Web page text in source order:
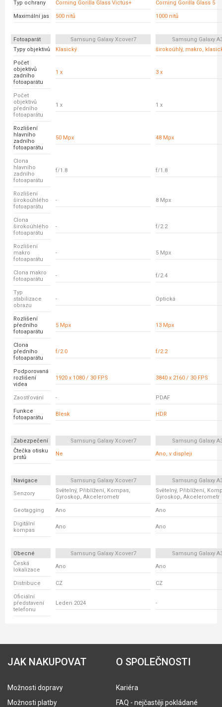
Typ ochrany Corning Gorilla Glass Victus+ Corning Gorilla Glass 5
Maximální jas 500 nitů 1000 nitů
Fotoaparát Samsung Galaxy Xcover7
Samsung Galaxy
Typy objektivů
Klasický širokoúhlý, makro,
Počet
objektivů
zadního
fotoaparátu
1 x 3 x
Počet
objektivů
předního
fotoaparátu
1 x 1 x
Rozlišení
hlavního
zadního
fotoaparátu
50 Mpx 48 Mpx
Clona
hlavního
zadního
fotoaparátu
f/1.8 f/1.8
Rozlišení
širokoúhlého
fotoaparátu
- 8 Mpx
Clona
širokoúhlého
fotoaparátu
- f/2.2
Rozlišení
makro
fotoaparátu
- 5 Mpx
Clona makro
fotoaparátu
- f/2.4
Typ
stabilizace
obrazu
- Optická
Rozlišení
předního
fotoaparátu
5 Mpx 13 Mpx
Clona
předního
fotoaparátu
f/2.0 f/2.2
Podporovaná
rozlišení
videa
1920 x 1080 / 30 FPS 3840 x 2160 / 30 FPS
Zaostřování - PDAF
Funkce
fotoaparátu
Blesk HDR
Zabezpečení Samsung Galaxy Xcover7
Samsung Galaxy
Čtečka otisku
prstů
Ne Ano, v displeji
Navigace Samsung Galaxy Xcover7
Samsung Galaxy
Senzory
Světelný, Přiblížení, Kompas,
Gyroskop, Akcelerometr
Světelný, Přiblížení,
Gyroskop, Akcelerometr
Geotagging Ano Ano
Digitální
kompas
Ano Ano
Obecné Samsung Galaxy Xcover7
Samsung Galaxy
Česká
lokalizace
Ano Ano
Distribuce CZ CZ
Oficiální
představení
telefonu
Leden 2024 -
JAK NAKUPOVAT
Možnosti dopravy
Možnosti platby
O SPOLEČNOSTI
Kariéra
FAQ - nejčastěji pokládané